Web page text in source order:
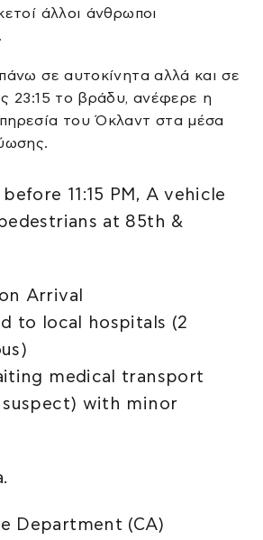
άλλοι άνθρωποι
σε αυτοκίνητα αλλά και σε
23:15 το βράδυ, ανέφερε η
του Όκλαντ στα μέσα
11:15 PM, A vehicle
at 85th &
Arrival
to local hospitals (2
medical transport
with minor
Department (CA)